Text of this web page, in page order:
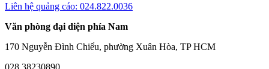
Liên hệ quảng cáo: 024.822.0036
Văn phòng đại diện phía Nam
170 Nguyễn Đình Chiểu, phường Xuân Hòa, TP HCM
028.38230890